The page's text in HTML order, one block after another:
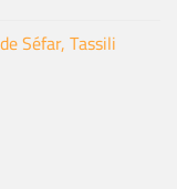
Séfar, Tassili